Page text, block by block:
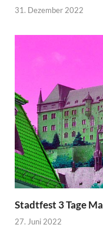
31. Dezember 2022
Stadtfest 3 Tage
27. Juni 2022